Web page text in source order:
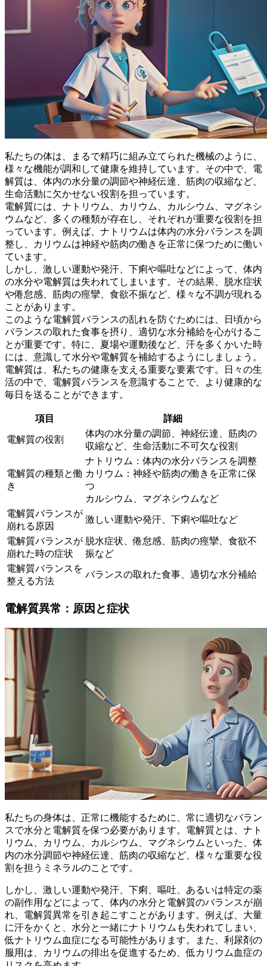
私たちの体は、まるで精巧に組み立てられた機械のように、
様々な機能が調和して健康を維持しています。その中で、 電
解質は、体内の水分量の調節や神経伝達、筋肉の収縮など、
生命活動に欠かせない役割 を担っています。
電解質には、ナトリウム、カリウム、カルシウム、マグネシ
ウムなど、多くの種類が存在し、それぞれが重要な役割を担
っています。例えば、ナトリウムは体内の水分バランスを調
整し、カリウムは神経や筋肉の働きを正常に保つために働い
ています。
しかし、 激しい運動や発汗、下痢や嘔吐などによって、体内
の水分や電解質は失われて しまいます。その結果、脱水症状
や倦怠感、筋肉の痙攣、食欲不振など、様々な不調が現れる
ことがあります。
このような電解質バランスの乱れを防ぐためには、
日頃から
バランスの取れた食事を摂り、適切な水分補給を心がける こ
とが重要です。特に、夏場や運動後など、汗を多くかいた時
には、意識して水分や電解質を補給するようにしましょう。
電解質は、私たちの健康を支える重要な要素です。日々の生
活の中で、電解質バランスを意識することで、より健康的な
毎日を送ることができます。
項目 詳細
電解質の役割
体内の水分量の調節、神経伝達、筋肉の
収縮など、生命活動に不可欠な役割
電解質の種類と働
き
ナトリウム：体内の水分バランスを調整
カリウム：神経や筋肉の働きを正常に保
つ
カルシウム、マグネシウムなど
電解質バランスが
崩れる原因
激しい運動や発汗、下痢や嘔吐など
電解質バランスが
崩れた時の症状
脱水症状、倦怠感、筋肉の痙攣、食欲不
振など
電解質バランスを
整える方法
バランスの取れた食事、適切な水分補給
電解質異常：原因と症状
私たちの身体は、正常に機能するために、常に適切なバラン
スで水分と電解質を保つ必要があります。電解質とは、ナト
リウム、カリウム、カルシウム、マグネシウムといった、体
内の水分調節や神経伝達、筋肉の収縮など、様々な重要な役
割を担うミネラルのことです。
しかし、激しい運動や発汗、下痢、嘔吐、あるいは特定の薬
の副作用などによって、体内の水分と電解質のバランスが崩
れ、電解質異常を引き起こすことがあります。 例えば、大量
に汗をかくと、水分と一緒にナトリウムも失われてしまい、
低ナトリウム血症になる可能性があります。また、利尿剤の
服用は、カリウムの排出を促進するため、低カリウム血症の